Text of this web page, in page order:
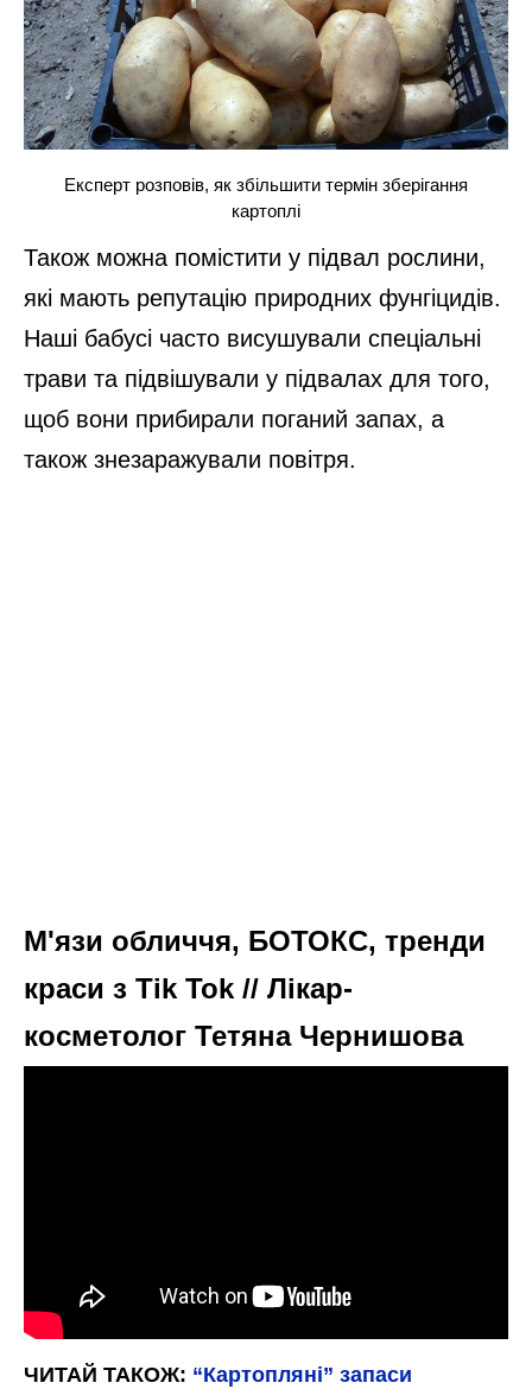
Експерт розповів, як збільшити термін зберігання
картоплі
Також можна помістити у підвал рослини,
які мають репутацію природних фунгіцидів.
Наші бабусі часто висушували спеціальні
трави та підвішували у підвалах для того,
щоб вони прибирали поганий запах, а
також знезаражували повітря.
М'язи обличчя, БОТОКС, тренди
краси з Tik Tok // Лікар-
косметолог Тетяна Чернишова
ЧИТАЙ ТАКОЖ: “Картопляні” запаси